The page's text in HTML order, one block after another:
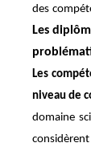
des
Les
Les
niveau de
domaine